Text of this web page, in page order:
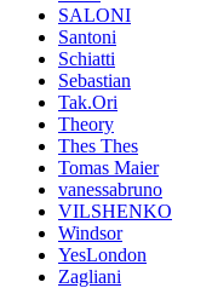
SALONI
Santoni
Schiatti
Sebastian
Tak.Ori
Theory
Thes Thes
Tomas Maier
vanessabruno
VILSHENKO
Windsor
YesLondon
Zagliani